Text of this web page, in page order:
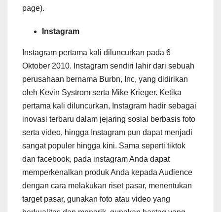
page).
Instagram
Instagram pertama kali diluncurkan pada 6
Oktober 2010. Instagram sendiri lahir dari sebuah
perusahaan bernama Burbn, Inc, yang didirikan
oleh Kevin Systrom serta Mike Krieger. Ketika
pertama kali diluncurkan, Instagram hadir sebagai
inovasi terbaru dalam jejaring sosial berbasis foto
serta video, hingga Instagram pun dapat menjadi
sangat populer hingga kini. Sama seperti tiktok
dan facebook, pada instagram Anda dapat
memperkenalkan produk Anda kepada Audience
dengan cara melakukan riset pasar, menentukan
target pasar, gunakan foto atau video yang